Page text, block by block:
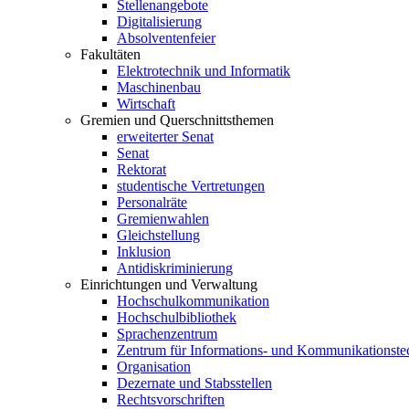
Stellenangebote
Digitalisierung
Absolventenfeier
Fakultäten
Elektrotechnik und Informatik
Maschinenbau
Wirtschaft
Gremien und Querschnittsthemen
erweiterter Senat
Senat
Rektorat
studentische Vertretungen
Personalräte
Gremienwahlen
Gleichstellung
Inklusion
Antidiskriminierung
Einrichtungen und Verwaltung
Hochschulkommunikation
Hochschulbibliothek
Sprachenzentrum
Zentrum für Informations- und
Organisation
Dezernate und Stabsstellen
Rechtsvorschriften